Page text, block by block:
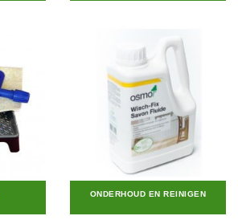
ONDERHOUD EN REINIGEN